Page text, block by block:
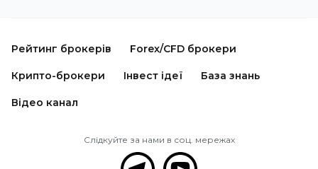
Рейтинг брокерів Forex/CFD брокери
Крипто-брокери Інвест ідеї База знань
Відео канал
Слідкуйте за нами в соц. мережах